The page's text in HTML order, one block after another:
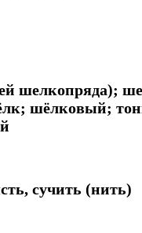
шелкопряда);
шёлковый;
сучить (нить)